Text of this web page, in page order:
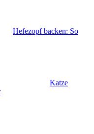
Hefezopf backen: So
Katze